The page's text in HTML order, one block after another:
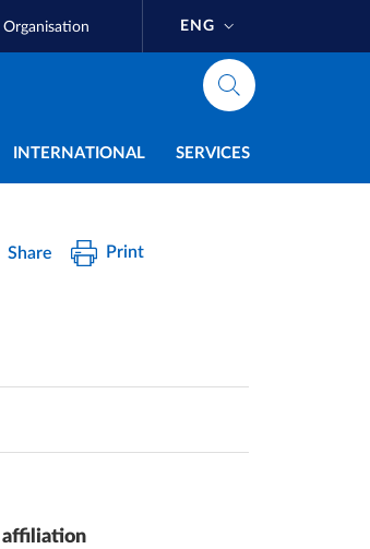
Organisation ENG
INTERNATIONAL SERVICES
Share Print
affiliation